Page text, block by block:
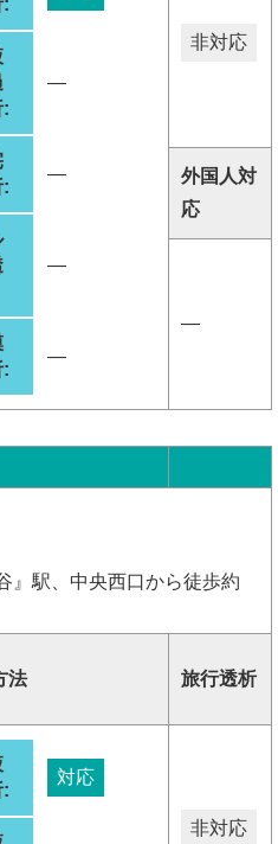
:
:
―
:
―
―
:
―
非対応
外国人対
応
―
』駅、中央西口から徒歩約
法 旅行透析
:
対応
非対応